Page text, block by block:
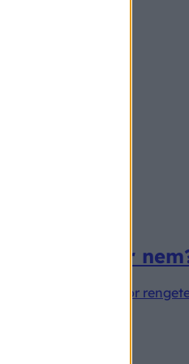
és mikor
pedig van, amikor